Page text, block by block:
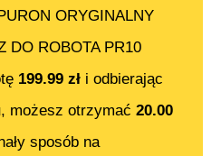
ORYGINALNY
DO ROBOTA PR10
199.99 zł i odbierając
, możesz otrzymać 20.00
sposób na